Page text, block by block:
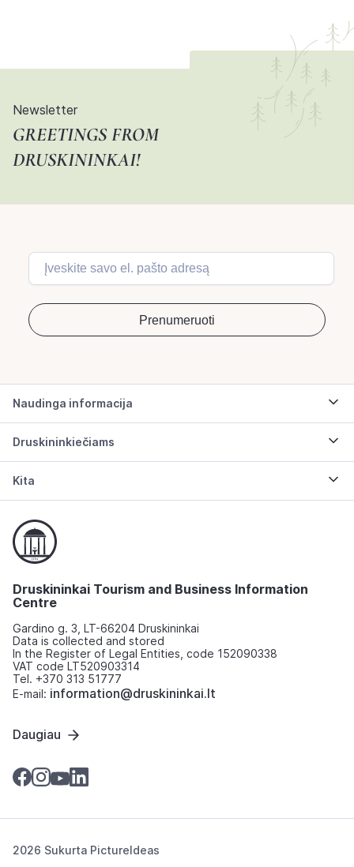
Newsletter
GREETINGS FROM
DRUSKININKAI!
Naudinga informacija
Druskininkiečiams
Kita
Druskininkai Tourism and Business Information
Centre
Gardino g. 3, LT-66204 Druskininkai
Data is collected and stored
In the Register of Legal Entities, code 152090338
VAT code LT520903314
Tel. +370 313 51777
E-mail: information@druskininkai.lt
Daugiau
2026 Sukurta PictureIdeas